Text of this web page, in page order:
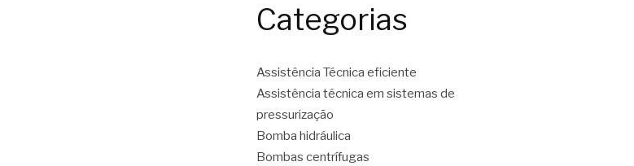
Categorias
Assistência Técnica eficiente
Assistência técnica em sistemas de
pressurização
Bomba hidráulica
Bombas centrífugas